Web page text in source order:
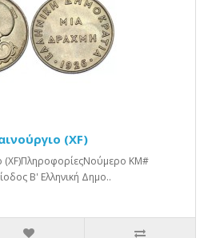
(XF)
(XF)ΠληροφορίεςΝούμερο KM#
Β' Ελληνική Δημο..